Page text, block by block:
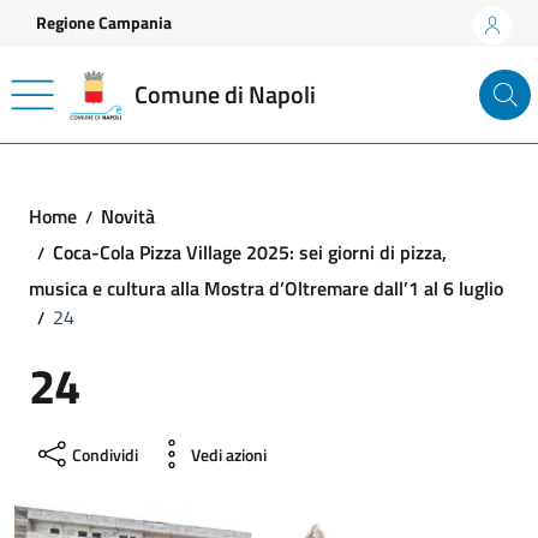
Vai ai contenuti
Vai al footer
Regione Campania
Comune di Napoli
Home
Novità
Coca-Cola Pizza Village 2025: sei giorni di pizza,
musica e cultura alla Mostra d’Oltremare dall’1 al 6 luglio
24
24
Condividi Vedi azioni